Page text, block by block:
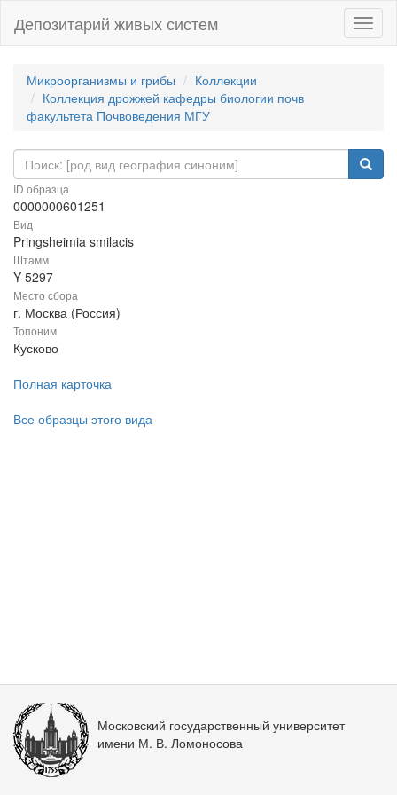
Депозитарий живых систем
Микроорганизмы и грибы
Коллекции
Коллекция дрожжей кафедры биологии почв
факультета Почвоведения МГУ
ID образца
0000000601251
Вид
Pringsheimia smilacis
Штамм
Y-5297
Место сбора
г. Москва (Россия)
Топоним
Кусково
Полная карточка
Все образцы этого вида
Московский государственный университет
имени М. В. Ломоносова